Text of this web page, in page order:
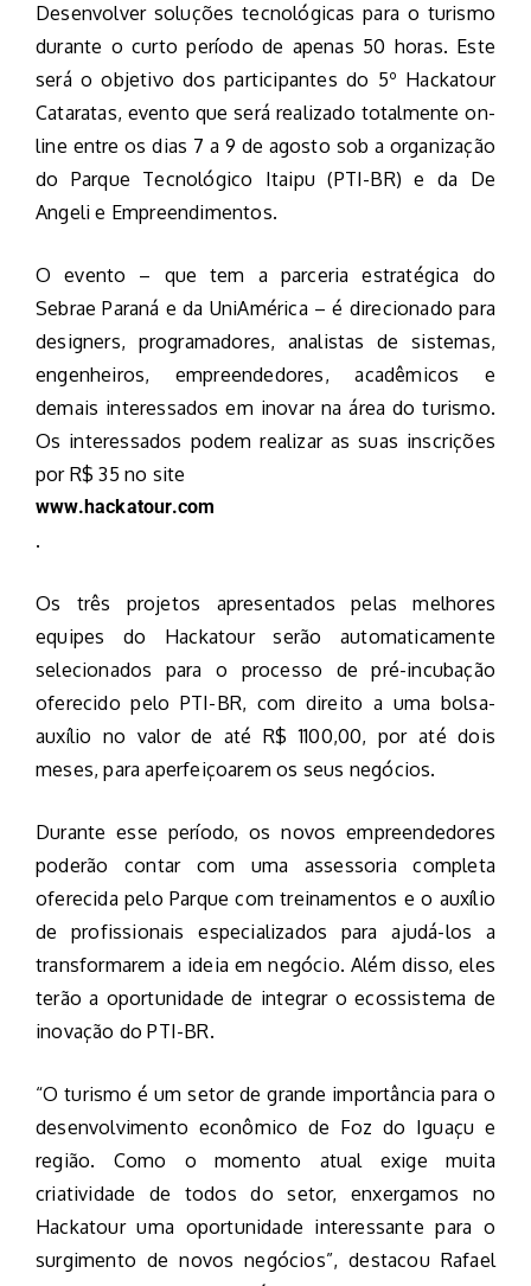
Desenvolver soluções tecnológicas para o turismo
durante o curto período de apenas 50 horas. Este
será o objetivo dos participantes do 5º Hackatour
Cataratas, evento que será realizado totalmente on-
line entre os dias 7 a 9 de agosto sob a organização
do Parque Tecnológico Itaipu (PTI-BR) e da De
Angeli e Empreendimentos.
O evento – que tem a parceria estratégica do
Sebrae Paraná e da UniAmérica – é direcionado para
designers, programadores, analistas de sistemas,
engenheiros, empreendedores, acadêmicos e
demais interessados em inovar na área do turismo.
Os interessados podem realizar as suas inscrições
por R$ 35 no site
www.hackatour.com
.
Os três projetos apresentados pelas melhores
equipes do Hackatour serão automaticamente
selecionados para o processo de pré-incubação
oferecido pelo PTI-BR, com direito a uma bolsa-
auxílio no valor de até R$ 1100,00, por até dois
meses, para aperfeiçoarem os seus negócios.
Durante esse período, os novos empreendedores
poderão contar com uma assessoria completa
oferecida pelo Parque com treinamentos e o auxílio
de profissionais especializados para ajudá-los a
transformarem a ideia em negócio. Além disso, eles
terão a oportunidade de integrar o ecossistema de
inovação do PTI-BR.
“O turismo é um setor de grande importância para o
desenvolvimento econômico de Foz do Iguaçu e
região. Como o momento atual exige muita
criatividade de todos do setor, enxergamos no
Hackatour uma oportunidade interessante para o
surgimento de novos negócios”, destacou Rafael